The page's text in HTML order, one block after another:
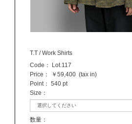
T.T / Work Shirts
Code：
Lot.117
Price：
￥59,400 (tax in)
Point： 540 pt
Size ：
数量 ：